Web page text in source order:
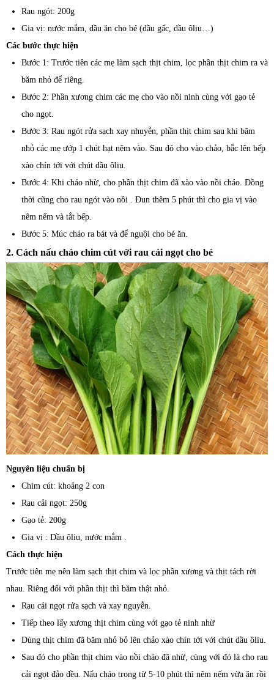
Rau ngót: 200g
Gia vị: nước mắm, dầu ăn cho bé (dầu gấc, dầu ôliu…)
Các bước thực hiện
Bước 1: Trước tiên các mẹ làm sạch thịt chim, lọc phần thịt chim ra và
băm nhỏ để riêng.
Bước 2: Phần xương chim các mẹ cho vào nồi ninh cùng với gạo tẻ
cho ngọt.
Bước 3: Rau ngót rửa sạch xay nhuyễn, phần thịt chim sau khi băm
nhỏ các mẹ ướp 1 chút hạt nêm vào. Sau đó cho vào chảo, bắc lên bếp
xào chín tới với chút dầu ôliu.
Bước 4: Khi cháo nhừ, cho phần thịt chim đã xào vào nồi cháo. Đồng
thời cũng cho rau ngót vào nồi . Đun thêm 5 phút thì cho gia vị vào
nêm nếm và tắt bếp.
Bước 5: Múc cháo ra bát và để nguội cho bé ăn.
2. Cách nấu cháo chim cút với rau cải ngọt cho bé
Nguyên liệu chuẩn bị
Chim cút: khoảng 2 con
Rau cải ngọt: 250g
Gạo tẻ: 200g
Gia vị : Dầu ôliu, nước mắm .
Cách thực hiện
Trước tiên mẹ nên làm sạch thịt chim và lọc phần xương và thịt tách rời
nhau. Riêng đối với phần thịt thì băm thật nhỏ.
Rau cải ngọt rửa sạch và xay nguyễn.
Tiếp theo lấy xương thịt chim cùng với gạo tẻ ninh nhừ
Dùng thịt chim đã băm nhỏ bỏ lên chảo xào chín tới với chút dầu ôliu.
Sau đó cho phần thịt chim vào nồi cháo đã nhừ, cùng với đó là cho rau
cải ngọt đảo đều. Nấu cháo trong từ 5-10 phút thì nêm nếm vừa ăn rồi